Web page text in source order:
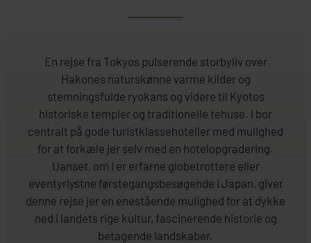
En rejse fra Tokyos pulserende storbyliv over
Hakones naturskønne varme kilder og
stemningsfulde ryokans og videre til Kyotos
historiske templer og traditionelle tehuse. I bor
centralt på gode turistklassehoteller med mulighed
for at forkæle jer selv med en hotelopgradering.
Uanset, om I er erfarne globetrottere eller
eventyrlystne førstegangsbesøgende i Japan, giver
denne rejse jer en enestående mulighed for at dykke
ned i landets rige kultur, fascinerende historie og
betagende landskaber.